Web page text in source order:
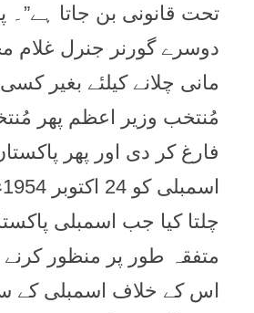
تحت قانونی بن جاتا ہے”۔
دوسرے گورنر جنرل غلام
مانی چلانے کيلئے بغير
مُنتخب وزير اعظم پھر
فارغ کر دی اور پھر
چلتا کيا جب اسمبلی
متفقہ طور پر منظور کرنے
اس کے خلاف اسمبلی کے